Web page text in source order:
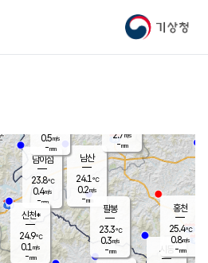
기상청
남이섬
23.8℃
0.4m/s
-mm
남산
24.1℃
0.2m/s
-mm
팔봉
23.3℃
0.3m/s
-mm
0.5m/s
-mm
신천*
24.9℃
0.1 m/s
-mm
시동
홍천
25.4℃
0.8m/s
-mm
2.7 m/s
-mm